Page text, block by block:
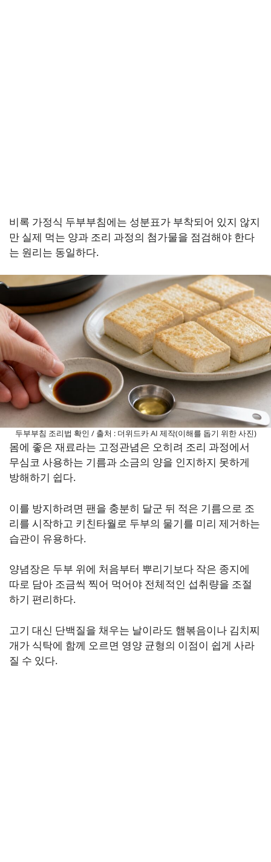
비록 가정식 두부부침에는 성분표가 부착되어 있지 않지
만 실제 먹는 양과 조리 과정의 첨가물을 점검해야 한다
는 원리는 동일하다.
두부부침 조리법 확인 / 출처 : 더위드카 AI 제작(이해를 돕기 위한 사진)
몸에 좋은 재료라는 고정관념은 오히려 조리 과정에서
무심코 사용하는 기름과 소금의 양을 인지하지 못하게
방해하기 쉽다.
이를 방지하려면 팬을 충분히 달군 뒤 적은 기름으로 조
리를 시작하고 키친타월로 두부의 물기를 미리 제거하는
습관이 유용하다.
양념장은 두부 위에 처음부터 뿌리기보다 작은 종지에
따로 담아 조금씩 찍어 먹어야 전체적인 섭취량을 조절
하기 편리하다.
고기 대신 단백질을 채우는 날이라도 햄볶음이나 김치찌
개가 식탁에 함께 오르면 영양 균형의 이점이 쉽게 사라
질 수 있다.